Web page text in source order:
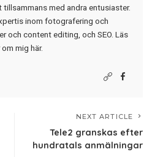
med andra entusiaster.
inom fotografering och
och content editing, och SEO. Läs
om mig här.
NEXT ARTICLE
Tele2 granskas efter
hundratals anmälningar